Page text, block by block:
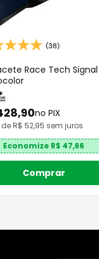
(38)
Race Tech Signal
,90no PIX
de R$52,95 sem juros
Economize R$ 47,66
Comprar